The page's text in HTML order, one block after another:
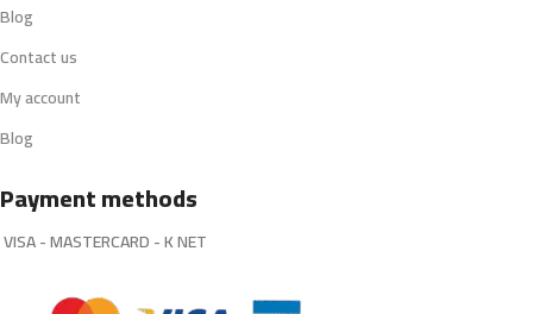
Blog
Contact us
My account
Blog
Payment methods
VISA - MASTERCARD - K NET